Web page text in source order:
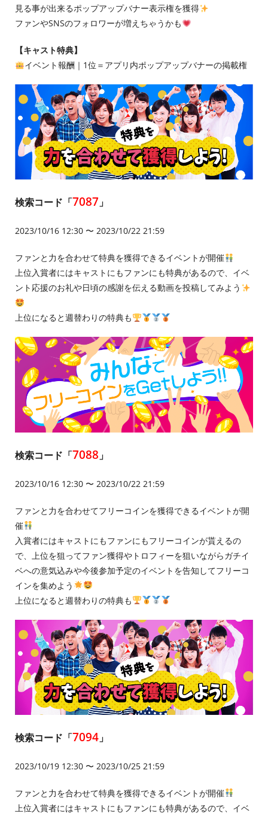
見る事が出来るポップアップバナー表示権を獲得
ファンやSNSのフォロワーが増えちゃうかも
【キャスト特典】
イベント報酬｜1位＝アプリ内ポップアップバナーの掲載権
検索コード「7087 」
2023/10/16 12:30 〜 2023/10/22 21:59
ファンと力を合わせて特典を獲得できるイベントが開催
上位入賞者にはキャストにもファンにも特典があるので、イベ
ント応援のお礼や日頃の感謝を伝える動画を投稿してみよう
上位になると週替わりの特典も
検索コード「7088 」
2023/10/16 12:30 〜 2023/10/22 21:59
ファンと力を合わせてフリーコインを獲得できるイベントが開
催
入賞者にはキャストにもファンにもフリーコインが貰えるの
で、上位を狙ってファン獲得やトロフィーを狙いながらガチイ
ベへの意気込みや今後参加予定のイベントを告知してフリーコ
インを集めよう
上位になると週替わりの特典も
検索コード「7094 」
2023/10/19 12:30 〜 2023/10/25 21:59
ファンと力を合わせて特典を獲得できるイベントが開催
上位入賞者にはキャストにもファンにも特典があるので、イベ